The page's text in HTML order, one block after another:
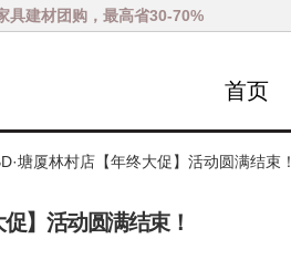
具建材团购，最高省30-70%
首页
塘厦林村店【年终大促】活动圆满结束！
】活动圆满结束！